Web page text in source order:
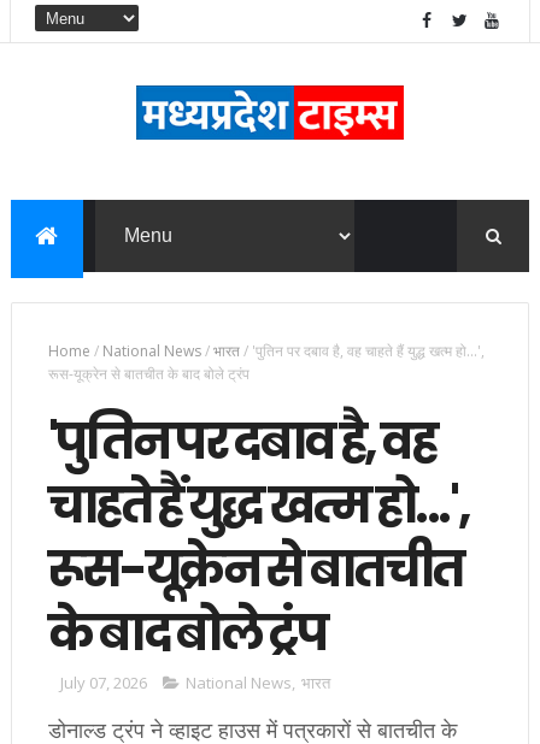
Home / National News/भारत/ 'पुतिन पर दबाव है, वह चाहते हैं युद्ध खत्म हो...',
रूस-यूक्रेन से बातचीत के बाद बोले ट्रंप
'पुतिन पर दबाव है, वह
चाहते हैं युद्ध खत्म हो...',
रूस-यूक्रेन से बातचीत
के बाद बोले ट्रंप
July 07, 2026 National News, भारत
डोनाल्ड ट्रंप ने व्हाइट हाउस में पत्रकारों से बातचीत के